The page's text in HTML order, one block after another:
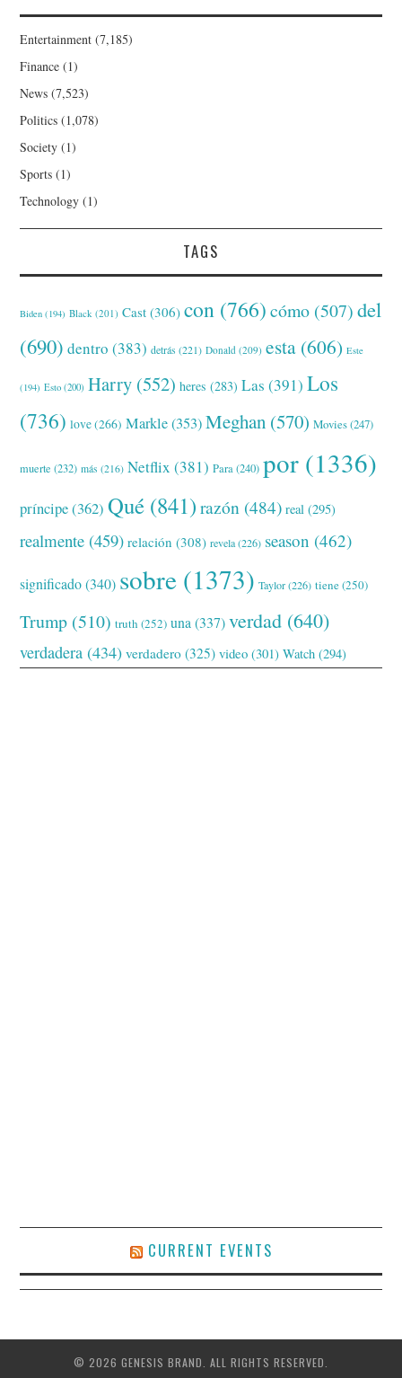
Entertainment (7,185)
Finance (1)
News (7,523)
Politics (1,078)
Society (1)
Sports (1)
Technology (1)
TAGS
Biden (194) Black (201) Cast (306) con (766) cómo (507) del
(690) dentro (383) detrás (221) Donald (209) esta (606) Este
(194) Esto (200) Harry (552) heres (283) Las (391) Los
(736) love(266) Markle(353) Meghan (570) Movies(247)
muerte (232) más (216) Netflix (381) Para(240) por (1336)
príncipe(362) Qué (841) razón (484) real (295)
realmente (459) relación (308) revela(226) season (462)
significado(340) sobre (1373) Taylor(226) tiene(250)
Trump (510) truth (252) una (337) verdad (640)
verdadera (434) verdadero (325) video (301) Watch (294)
CURRENT EVENTS
© 2026 GENESIS BRAND. ALL RIGHTS RESERVED.